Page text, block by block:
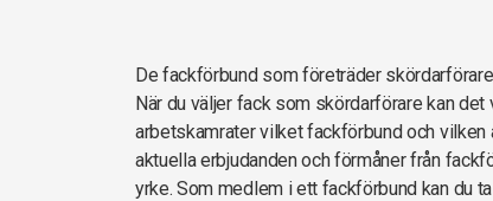
De fackförbund som företräder
När du väljer fack som skördarförare kan
arbetskamrater vilket fackförbund och vilken
aktuella erbjudanden och förmåner från
yrke. Som medlem i ett fackförbund kan du